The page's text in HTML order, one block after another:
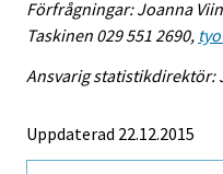
Förfrågningar: Joanna
Taskinen 029 551 2690,
Ansvarig statistikdirektör:
Uppdaterad 22.12.2015